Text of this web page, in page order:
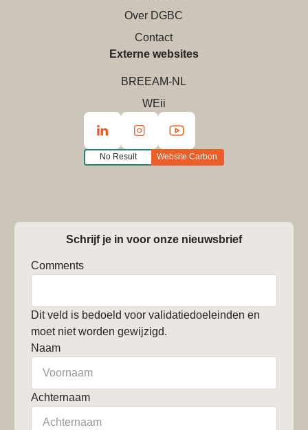
Over DGBC
Contact
Externe websites
BREEAM-NL
WEii
No Result Website Carbon
Schrijf je in voor onze nieuwsbrief
Comments
Dit veld is bedoeld voor validatiedoeleinden en
moet niet worden gewijzigd.
Naam
Achternaam